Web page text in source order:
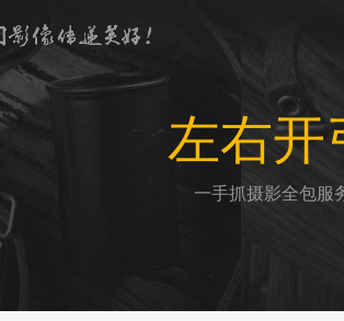
左右开
一手抓摄影全包服